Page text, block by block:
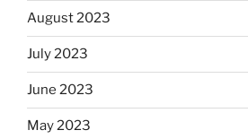
August 2023
July 2023
June 2023
May 2023